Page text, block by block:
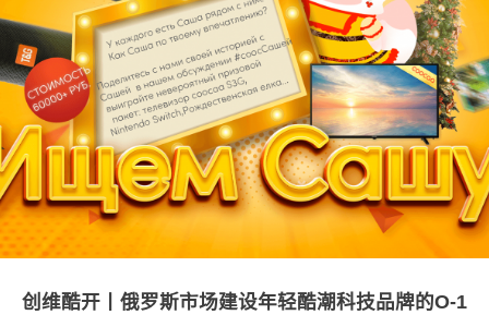
创维酷开丨俄罗斯市场建设年轻酷潮科技品牌的O-1